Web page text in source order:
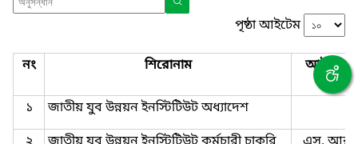
পৃষ্ঠা আইটেম
নং শিরোনাম আইনের
১
জাতীয় যুব উন্নয়ন ইনস্টিটিউট অধ্যাদেশ